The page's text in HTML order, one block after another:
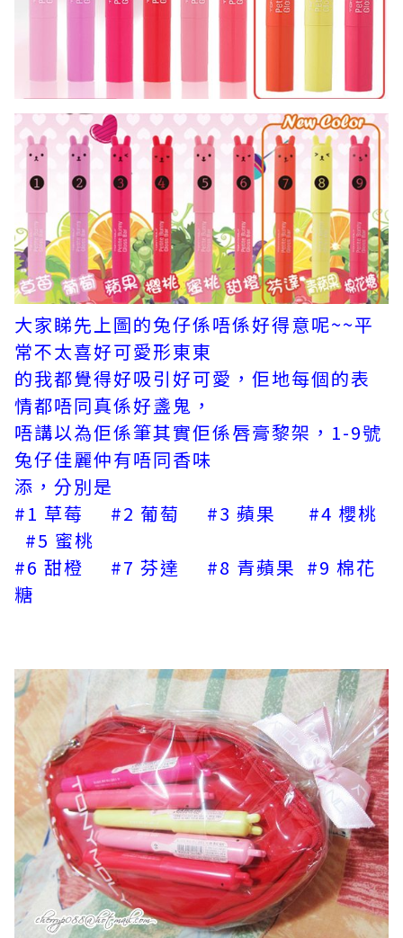
大家睇先上圖的兔仔係唔係好得意呢~~平
常不太喜好可愛形東東
的我都覺得好吸引好可愛，佢地每個的表
情都唔同真係好盞鬼，
唔講以為佢係筆其實佢係唇膏黎架，1-9號
兔仔佳麗仲有唔同香味
添，分別是
#1 草莓 #2 葡萄 #3 蘋果 #4 櫻桃
#5 蜜桃
#6 甜橙 #7 芬達 #8 青蘋果 #9 棉花
糖